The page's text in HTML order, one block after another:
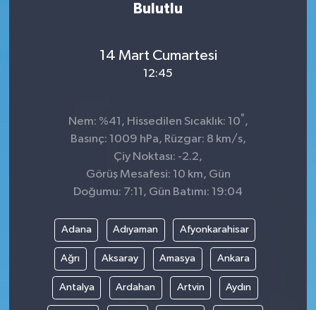
Bulutlu
14 Mart Cumartesi
12:45
Nem: %41, Hissedilen Sıcaklık: 10° ,
Basınç: 1009 hPa, Rüzgar: 8 km/s,
Çiy Noktası: -2.2,
Görüş Mesafesi: 10 km, Gün
Doğumu: 7:11, Gün Batımı: 19:04
Adana Adıyaman Afyonkarahisar
Ağrı Aksaray Amasya Ankara
Antalya Ardahan Artvin Aydın